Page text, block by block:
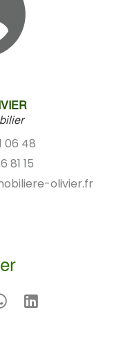
06 48
81 15
olivier.fr